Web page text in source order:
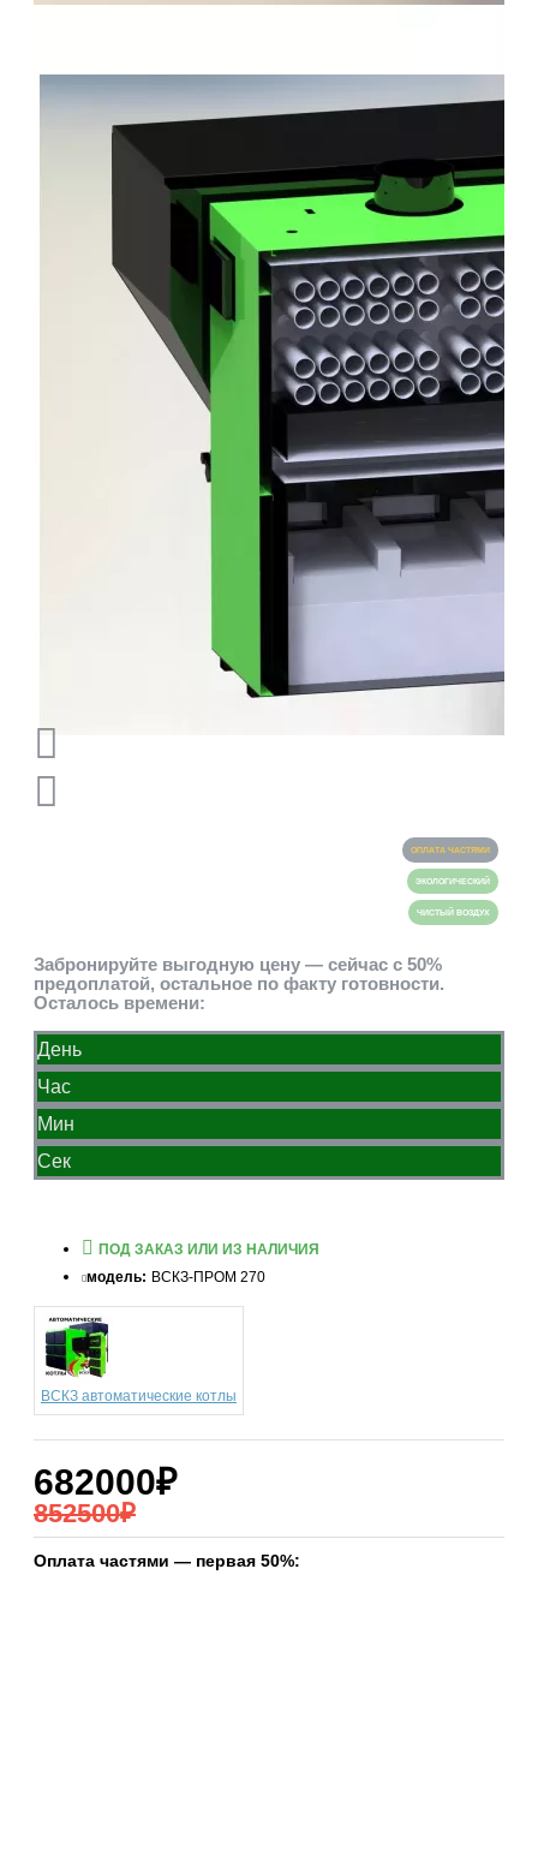
ОПЛАТА ЧАСТЯМИ
ЭКОЛОГИЧЕСКИЙ
ЧИСТЫЙ ВОЗДУХ
Забронируйте выгодную цену — сейчас с 50%
предоплатой, остальное по факту готовности.
Осталось времени:
День
Час
Мин
Сек
682000₽
852500₽
Оплата частями — первая 50%:
ПОД ЗАКАЗ ИЛИ ИЗ НАЛИЧИЯ
модель: ВСКЗ-ПРОМ 270
ВСКЗ автоматические котлы